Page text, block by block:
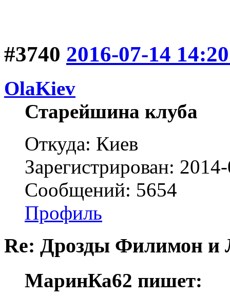
#3740 2016-07-14
OlaKiev
Старейшина клуба
Откуда: Киев
Зарегистрирован:
Сообщений: 5654
Профиль
Re: Дрозды Филимон и
МаринКа62 пишет: